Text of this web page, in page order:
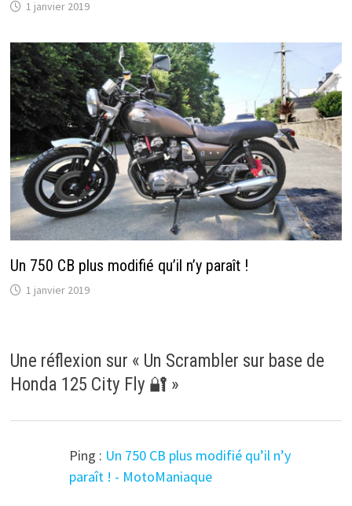
1 janvier 2019
Un 750 CB plus modifié qu’il n’y paraît !
1 janvier 2019
Une réflexion sur « Un Scrambler sur base de
Honda 125 City Fly 🔐 »
Ping : Un 750 CB plus modifié qu’il n’y
paraît ! - MotoManiaque